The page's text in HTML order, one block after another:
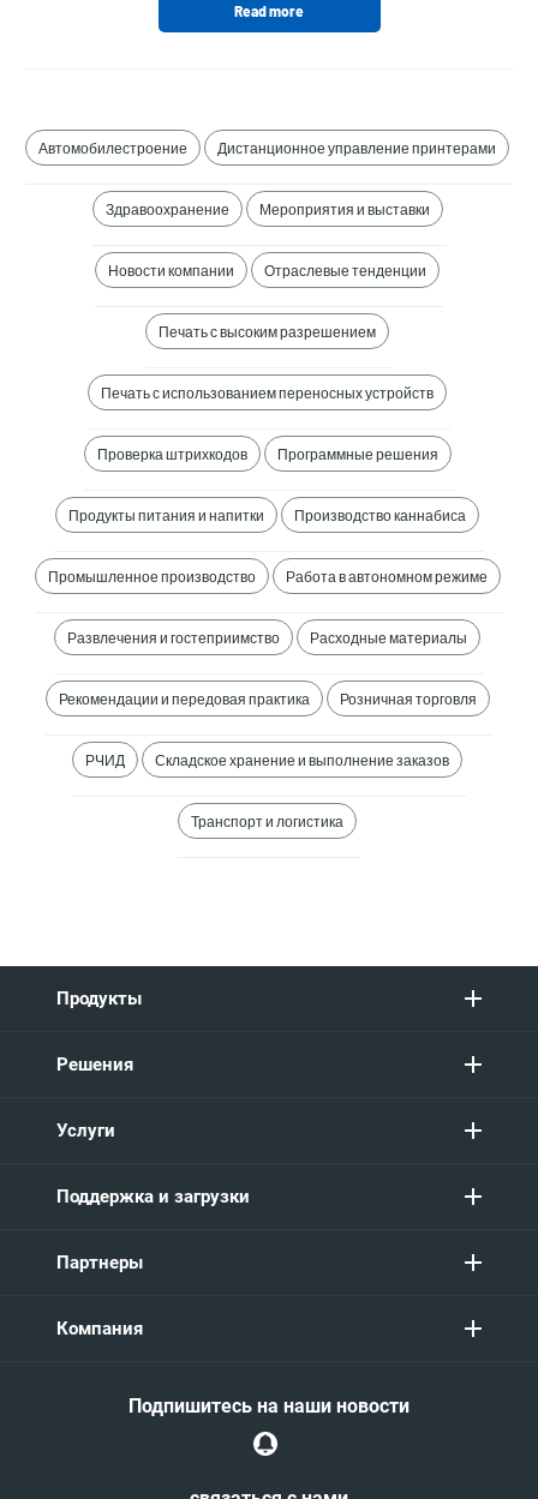
Read more
Автомобилестроение Дистанционное управление принтерами
Здравоохранение Мероприятия и выставки
Новости компании Отраслевые тенденции
Печать с высоким разрешением
Печать с использованием переносных устройств
Проверка штрихкодов Программные решения
Продукты питания и напитки Производство каннабиса
Промышленное производство Работа в автономном режиме
Развлечения и гостеприимство Расходные материалы
Рекомендации и передовая практика Розничная торговля
РЧИД Складское хранение и выполнение заказов
Транспорт и логистика
Продукты
Решения
Услуги
Поддержка и загрузки
Партнеры
Компания
Подпишитесь на наши новости